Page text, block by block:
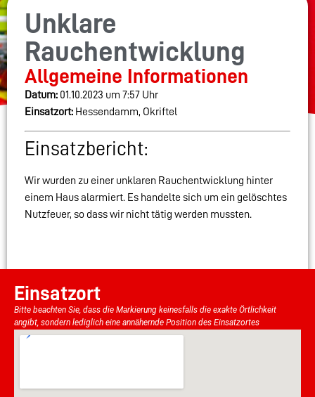
Unklare
Rauchentwicklung
Allgemeine Informationen
Datum: 01.10.2023 um 7:57 Uhr
Einsatzort: Hessendamm, Okriftel
Einsatzbericht:
Wir wurden zu einer unklaren Rauchentwicklung hinter
einem Haus alarmiert. Es handelte sich um ein gelöschtes
Nutzfeuer, so dass wir nicht tätig werden mussten.
Einsatzort
Bitte beachten Sie, dass die Markierung keinesfalls die exakte Örtlichkeit
angibt, sondern lediglich eine annähernde Position des Einsatzortes